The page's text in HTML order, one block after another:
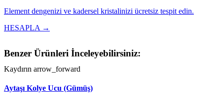
Element dengenizi ve kadersel kristalinizi ücretsiz tespit edin.
HESAPLA →
Benzer Ürünleri İnceleyebilirsiniz:
Kaydırın arrow_forward
Aytaşı Kolye Ucu (Gümüş)